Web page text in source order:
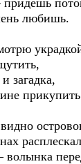
придёшь
любишь.
загадка,
волынка